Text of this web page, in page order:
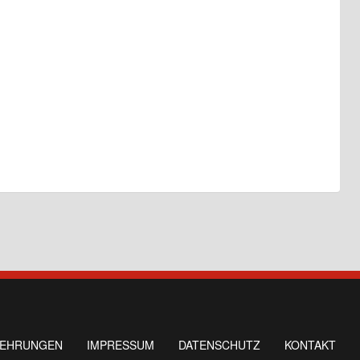
IMPRESSUM DATENSCHUTZ KONTAKT